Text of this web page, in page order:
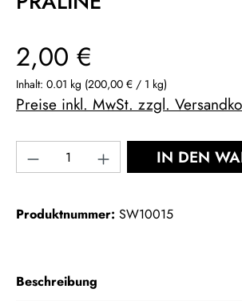
Regulärer Preis:
2,00 €
Inhalt: 0.01 kg (200,00 € / 1 kg)
Preise inkl. MwSt. zzgl.
Produkt Anzahl: Gib den
IN DEN
Produktnummer: SW10015
Beschreibung